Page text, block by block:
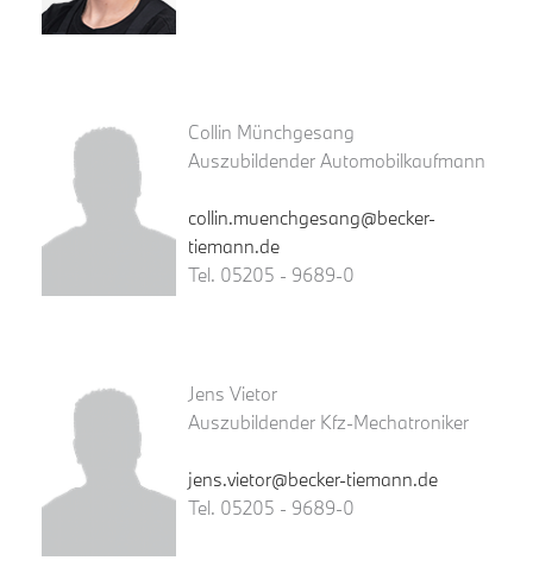
Collin Münchgesang
Auszubildender Automobilkaufmann
collin.muenchgesang@becker-
tiemann.de
Tel. 05205 - 9689-0
Jens Vietor
Auszubildender Kfz-Mechatroniker
jens.vietor@becker-tiemann.de
Tel. 05205 - 9689-0